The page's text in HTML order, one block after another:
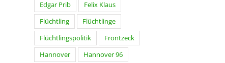
Edgar Prib
Felix Klaus
Flüchtling
Flüchtlinge
Flüchtlingspolitik
Frontzeck
Hannover
Hannover 96